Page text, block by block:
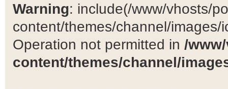
Warning: include(/www/vhosts/
content/themes/channel/
Operation not permitted in /
content/themes/channel/